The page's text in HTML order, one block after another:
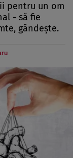
pentru un om
- să fie
gândeşte.